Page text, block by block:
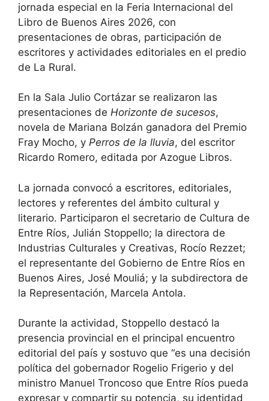
jornada especial en la Feria Internacional del
Libro de Buenos Aires 2026, con
presentaciones de obras, participación de
escritores y actividades editoriales en el predio
de La Rural.
En la Sala Julio Cortázar se realizaron las
presentaciones de Horizonte de sucesos,
novela de Mariana Bolzán ganadora del Premio
Fray Mocho, y Perros de la lluvia, del escritor
Ricardo Romero, editada por Azogue Libros.
La jornada convocó a escritores, editoriales,
lectores y referentes del ámbito cultural y
literario. Participaron el secretario de Cultura de
Entre Ríos, Julián Stoppello; la directora de
Industrias Culturales y Creativas, Rocío Rezzet;
el representante del Gobierno de Entre Ríos en
Buenos Aires, José Mouliá; y la subdirectora de
la Representación, Marcela Antola.
Durante la actividad, Stoppello destacó la
presencia provincial en el principal encuentro
editorial del país y sostuvo que “es una decisión
política del gobernador Rogelio Frigerio y del
ministro Manuel Troncoso que Entre Ríos pueda
expresar y compartir su potencia, su identidad